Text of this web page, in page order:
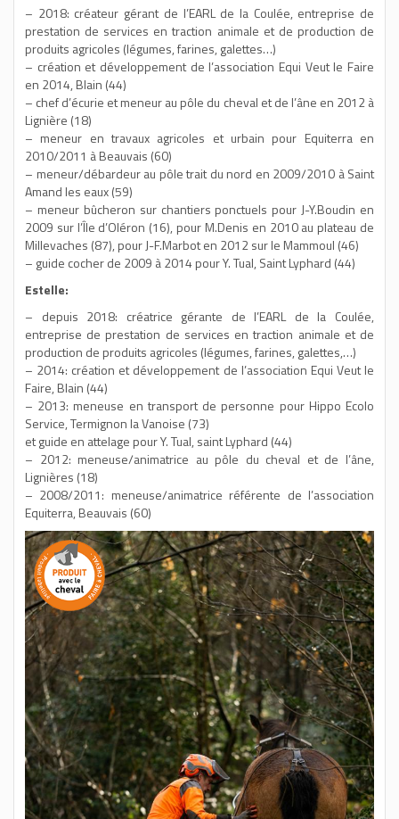
– 2018: créateur gérant de l’EARL de la Coulée, entreprise de
prestation de services en traction animale et de production de
produits agricoles (légumes, farines, galettes…)
– création et développement de l’association Equi Veut le Faire
en 2014, Blain (44)
– chef d’écurie et meneur au pôle du cheval et de l’âne en 2012 à
Lignière (18)
– meneur en travaux agricoles et urbain pour Equiterra en
2010/2011 à Beauvais (60)
– meneur/débardeur au pôle trait du nord en 2009/2010 à Saint
Amand les eaux (59)
– meneur bûcheron sur chantiers ponctuels pour J-Y.Boudin en
2009 sur l’Île d’Oléron (16), pour M.Denis en 2010 au plateau de
Millevaches (87), pour J-F.Marbot en 2012 sur le Mammoul (46)
– guide cocher de 2009 à 2014 pour Y. Tual, Saint Lyphard (44)
Estelle:
– depuis 2018: créatrice gérante de l’EARL de la Coulée,
entreprise de prestation de services en traction animale et de
production de produits agricoles (légumes, farines, galettes,…)
– 2014: création et développement de l’association Equi Veut le
Faire, Blain (44)
– 2013: meneuse en transport de personne pour Hippo Ecolo
Service, Termignon la Vanoise (73)
et guide en attelage pour Y. Tual, saint Lyphard (44)
– 2012: meneuse/animatrice au pôle du cheval et de l’âne,
Lignières (18)
– 2008/2011: meneuse/animatrice référente de l’association
Equiterra, Beauvais (60)